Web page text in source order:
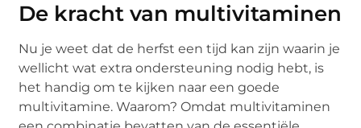
De kracht van multivitaminen
Nu je weet dat de herfst een tijd kan zijn waarin je
wellicht wat extra ondersteuning nodig hebt, is
het handig om te kijken naar een goede
multivitamine. Waarom? Omdat multivitaminen